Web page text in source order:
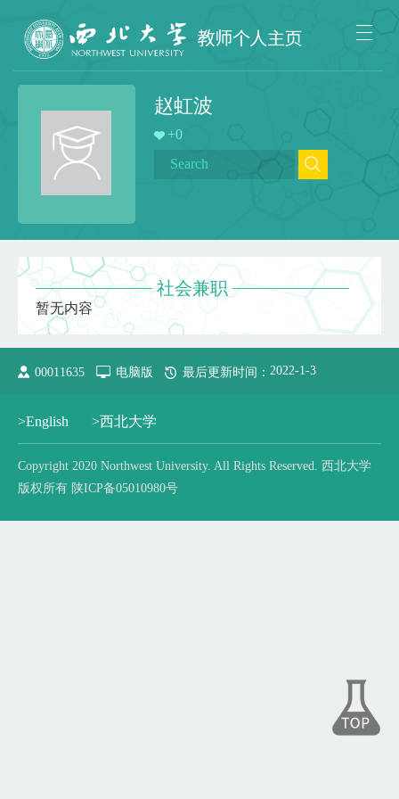
赵虹波
+0
社会兼职
暂无内容
00011635 电脑版 最后更新时间： 2022-1-3
>English >西北大学
Copyright 2020 Northwest University. All Rights Reserved. 西北大学
版权所有 陕ICP备05010980号